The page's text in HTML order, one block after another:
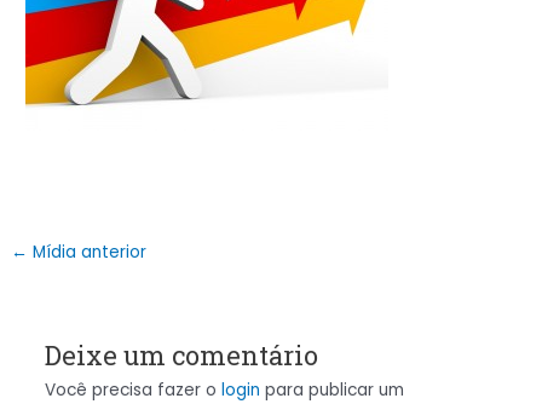
← Mídia anterior
Deixe um comentário
Você precisa fazer o login para publicar um